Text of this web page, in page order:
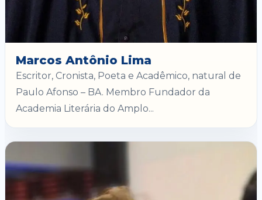
Marcos Antônio Lima
Escritor, Cronista, Poeta e Acadêmico, natural de
Paulo Afonso – BA. Membro Fundador da
Academia Literária do Amplo...